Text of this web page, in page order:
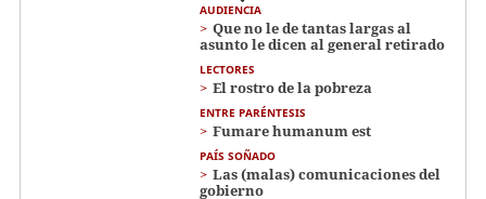
AUDIENCIA
Que no le de tantas largas al
asunto le dicen al general retirado
LECTORES
El rostro de la pobreza
ENTRE PARÉNTESIS
Fumare humanum est
PAÍS SOÑADO
Las (malas) comunicaciones del
gobierno